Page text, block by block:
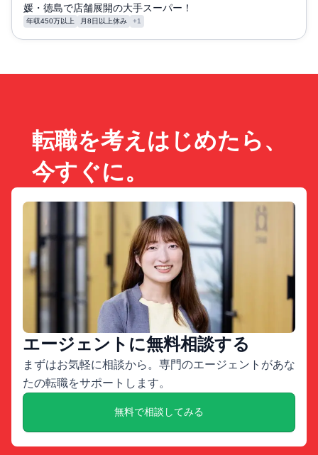
媛・徳島で店舗展開の大手スーパー！
年収450万以上 月8日以上休み +1
転職を考えはじめたら、
今すぐに。
エージェントに無料相談する
まずはお気軽に相談から。専門のエージェントがあな
たの転職をサポートします。
無料で相談してみる